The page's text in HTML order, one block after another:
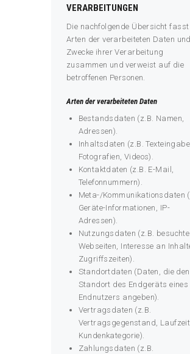
VERARBEITUNGEN
Die nachfolgende Übersicht
Arten der verarbeiteten Daten
Zwecke ihrer Verarbeitung
zusammen und verweist auf die
betroffenen Personen.
Arten der verarbeiteten Daten
Bestandsdaten (z.B. Namen,
Adressen).
Inhaltsdaten (z.B.
Fotografien, Videos).
Kontaktdaten (z.B. E-Mail,
Telefonnummern).
Meta-/Kommunikationsdaten
Geräte-Informationen, IP-
Adressen).
Nutzungsdaten (z.B. besuchte
Webseiten, Interesse an
Zugriffszeiten).
Standortdaten (Daten, die den
Standort des Endgeräts eines
Endnutzers angeben).
Vertragsdaten (z.B.
Vertragsgegenstand,
Kundenkategorie).
Zahlungsdaten (z.B.